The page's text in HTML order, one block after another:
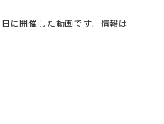
に開催した動画です。情報は